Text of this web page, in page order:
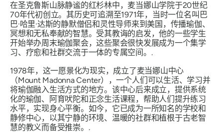
在圣克鲁斯山脉静谧的红杉林中，麦当娜山学院于20世纪
70年代初创立。其历史可追溯至1971年，当时一位名叫巴
巴·哈里·达斯的静默僧侣和灵性导师来到美国，传播瑜伽、
冥想和无私奉献的智慧。受其教诲的启发，他的一些学生
开始举办周末瑜伽聚会，这些聚会很快发展成为一个集学
习、疗愈和社群交流于一体的专属空间。.
1978年，这一愿景化为现实，成立了麦当娜山中心
（Mount Madonna Center），一个人们可以生活、学习并
将瑜伽融入生活方式的地方。该中心后来成立，提供系统
化的瑜伽、阿育吠陀和正念生活课程，帮助人们提升练习
水平，实现身心平衡。如今，它已成为一所知名的学校和
静修中心，以其宁静的环境、温暖的社群和植根于古老智
慧的教义而备受推崇。.